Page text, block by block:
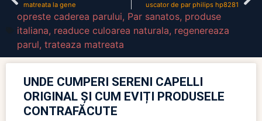
matreata la gene uscator de par philips hp8281
opreste caderea parului, Par sanatos, produse
italiana, readuce culoarea naturala, regenereaza
parul, trateaza matreata
UNDE CUMPERI SERENI CAPELLI
ORIGINAL ȘI CUM EVIȚI PRODUSELE
CONTRAFĂCUTE